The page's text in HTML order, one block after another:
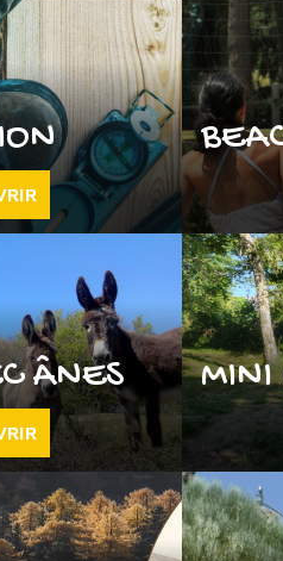
ÂNES MINI